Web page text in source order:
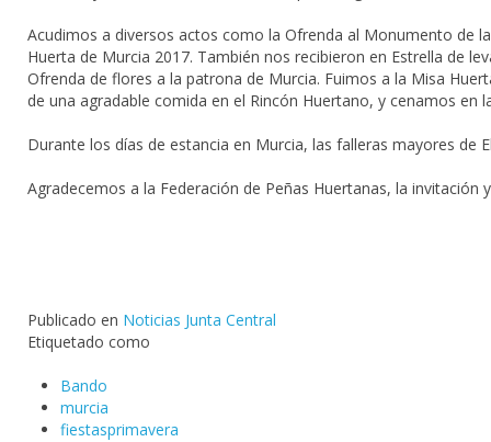
Acudimos a diversos actos como la Ofrenda al Monumento de
Huerta de Murcia 2017. También nos recibieron en Estrella de
Ofrenda de flores a la patrona de Murcia. Fuimos a la Misa
de una agradable comida en el Rincón Huertano, y cenamos
Durante los días de estancia en Murcia, las falleras mayores de
Agradecemos a la Federación de Peñas Huertanas, la invitación
Publicado en Noticias Junta Central
Etiquetado como
Bando
murcia
fiestasprimavera